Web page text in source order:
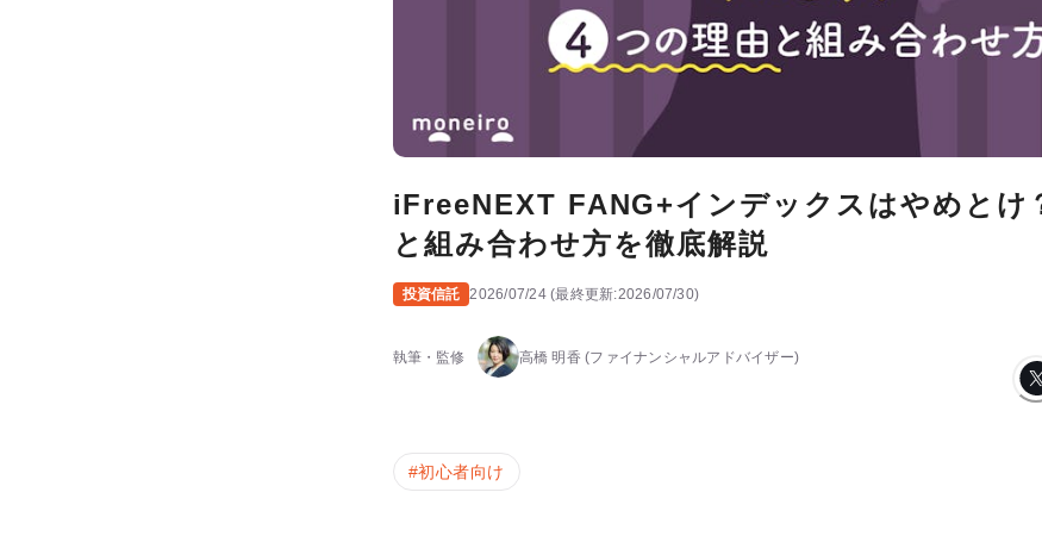
iFreeNEXT FANG+インデックスはやめとけ
と組み合わせ方を徹底解説
投資信託 2026/07/24(最終更新:2026/07/30)
執筆・監修 高橋 明香(ファイナンシャルアドバイザー)
#初心者向け